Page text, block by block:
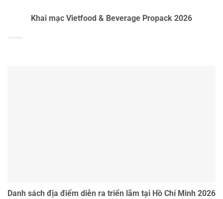
Khai mạc Vietfood & Beverage Propack 2026
Danh sách địa điểm diễn ra triển lãm tại Hồ Chí Minh 2026